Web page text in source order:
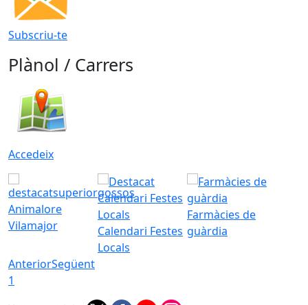
Subscriu-te
Plànol / Carrers
Accedeix
Animalore
Vilamajor
Calendari Festes
Locals
Farmàcies de
guàrdia
AnteriorSegüent
1